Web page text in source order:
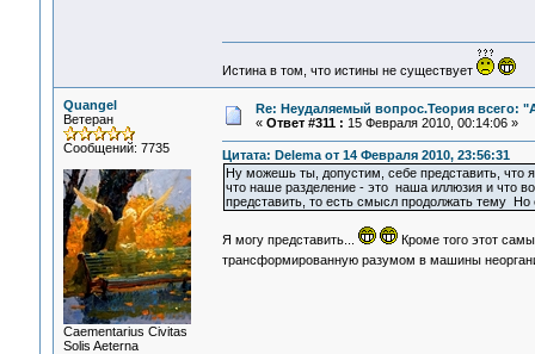
Истина в том, что истины не существует
Quangel
Ветеран
Сообщений: 7735
Сaementarius Civitas
Solis Aeterna
Re: Неудаляемый вопрос.Теория всего:
« Ответ #311 : 15 Февраля 2010, 00:14:06 »
Цитата: Delema от 14 Февраля 2010, 23:56:31
Ну можешь ты, допустим, себе представить, что
что наше разделение - это наша иллюзия и что
представить, то есть смысл продолжать тему Но
Я могу представить...
Кроме того этот
трансформированную разумом в машины